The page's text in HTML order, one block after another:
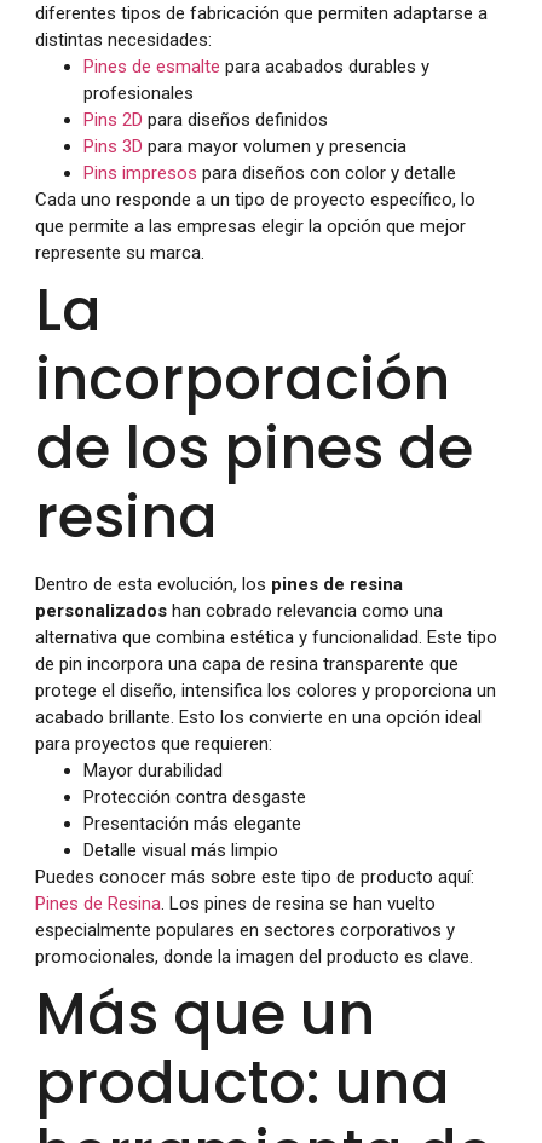
diferentes tipos de fabricación que permiten adaptarse a
distintas necesidades:
Pines de esmalte para acabados durables y
profesionales
Pins 2D para diseños definidos
Pins 3D para mayor volumen y presencia
Pins impresos para diseños con color y detalle
Cada uno responde a un tipo de proyecto específico, lo
que permite a las empresas elegir la opción que mejor
represente su marca.
La
incorporación
de los pines de
resina
Dentro de esta evolución, los pines de resina
personalizadoshan cobrado relevancia como una
alternativa que combina estética y funcionalidad. Este tipo
de pin incorpora una capa de resina transparente que
protege el diseño, intensifica los colores y proporciona un
acabado brillante. Esto los convierte en una opción ideal
para proyectos que requieren:
Mayor durabilidad
Protección contra desgaste
Presentación más elegante
Detalle visual más limpio
Puedes conocer más sobre este tipo de producto aquí:
Pines de Resina. Los pines de resina se han vuelto
especialmente populares en sectores corporativos y
promocionales, donde la imagen del producto es clave.
Más que un
producto: una